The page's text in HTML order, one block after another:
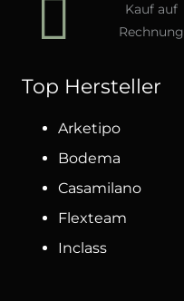
Kauf auf
Rechnung
Top Hersteller
Arketipo
Bodema
Casamilano
Flexteam
Inclass